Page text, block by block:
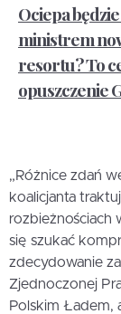
Ociepa
ministrem
resortu? To
opuszczenie
„Różnice zdań
koalicjanta
rozbieżnościach
się szukać
zdecydowanie
Zjednoczonej
Polskim Ładem,